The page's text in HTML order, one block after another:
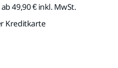
49,90 € inkl. MwSt.
Kreditkarte